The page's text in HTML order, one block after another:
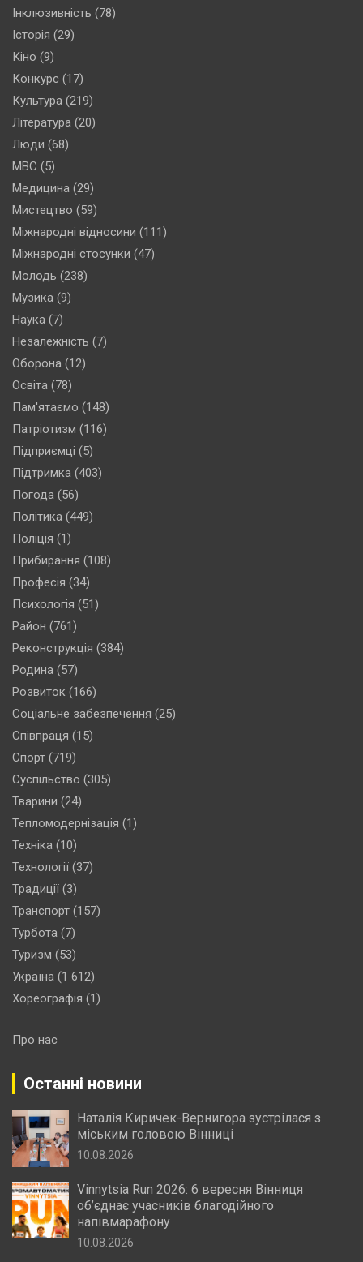
Інклюзивність (78)
Історія (29)
Кіно (9)
Конкурс (17)
Культура (219)
Література (20)
Люди (68)
МВС (5)
Медицина (29)
Мистецтво (59)
Міжнародні відносини (111)
Міжнародні стосунки (47)
Молодь (238)
Музика (9)
Наука (7)
Незалежність (7)
Оборона (12)
Освіта (78)
Пам'ятаємо (148)
Патріотизм (116)
Підприємці (5)
Підтримка (403)
Погода (56)
Політика (449)
Поліція (1)
Прибирання (108)
Професія (34)
Психологія (51)
Район (761)
Реконструкція (384)
Родина (57)
Розвиток (166)
Соціальне забезпечення (25)
Співпраця (15)
Спорт (719)
Суспільство (305)
Тварини (24)
Тепломодернізація (1)
Техніка (10)
Технології (37)
Традиції (3)
Транспорт (157)
Турбота (7)
Туризм (53)
Україна (1 612)
Хореографія (1)
Про нас
Останні новини
Наталія Киричек-Вернигора зустрілася з
міським головою Вінниці
10.08.2026
Vinnytsia Run 2026: 6 вересня Вінниця
об’єднає учасників благодійного
напівмарафону
10.08.2026